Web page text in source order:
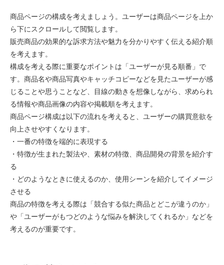
商品ページの構成を考えましょう。ユーザーは商品ページを上か
ら下にスクロールして閲覧します。
販売商品の効果的な訴求方法や魅力を分かりやすく伝える紹介順
を考えます。
構成を考える際に重要なポイントは「ユーザーが見る順番」で
す。商品名や商品写真やキャッチコピーなどを見たユーザーが感
じることや思うことなど、目線の動きを想像しながら、求められ
る情報や商品画像の内容や掲載順を考えます。
商品ページ構成は以下の流れを考えると、ユーザーの購買意欲を
向上させやすくなります。
・一番の特徴を端的に表現する
・特徴が生まれた製法や、素材の特徴、商品開発の背景を紹介す
る
・どのようなときに使えるのか、使用シーンを紹介してイメージ
させる
商品の特徴を考える際は「競合する似た商品とどこが違うのか」
や「ユーザーがもつどのような悩みを解決してくれるか」などを
考えるのが重要です。